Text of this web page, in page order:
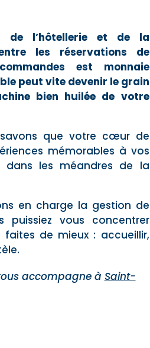
de l’hôtellerie et de la
les réservations de
est monnaie
peut vite devenir le grain
bien huilée de votre
que votre cœur de
mémorables à vos
les méandres de la
en charge la gestion de
vous concentrer
de mieux : accueillir,
accompagne à Saint-